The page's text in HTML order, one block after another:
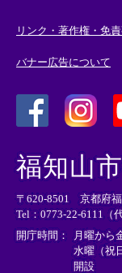
リンク・著作権・免
バナー広告について
外
部
リ
ン
ク
＞
外
リ
ン
ク
＞
外
福知山
〒620-8501 京都府
Tel：0773-22-6111（
開庁時間： 月曜から
水曜（祝
開設